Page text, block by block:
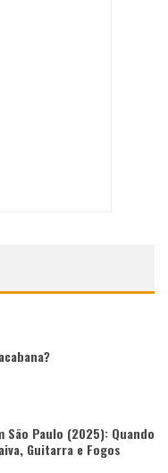
São Paulo (2025): Quando
Guitarra e Fogos